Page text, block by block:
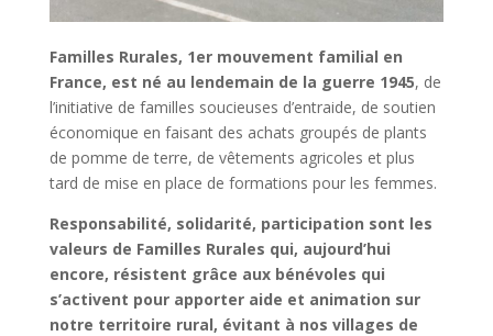
Familles Rurales, 1er mouvement familial en
France, est né au lendemain de la guerre 1945, de
l’initiative de familles soucieuses d’entraide, de soutien
économique en faisant des achats groupés de plants
de pomme de terre, de vêtements agricoles et plus
tard de mise en place de formations pour les femmes.
Responsabilité, solidarité, participation sont les
valeurs de Familles Rurales qui, aujourd’hui
encore, résistent grâce aux bénévoles qui
s’activent pour apporter aide et animation sur
notre territoire rural, évitant à nos villages de